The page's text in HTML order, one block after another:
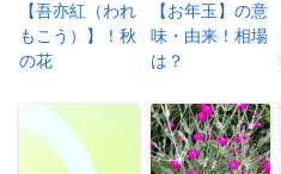
【吾亦紅（われ
もこう）】！秋
の花
【お年玉】の意
味・由来！相場
は？